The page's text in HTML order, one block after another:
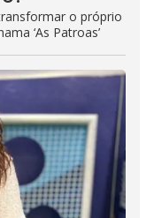
o próprio
‘As Patroas’